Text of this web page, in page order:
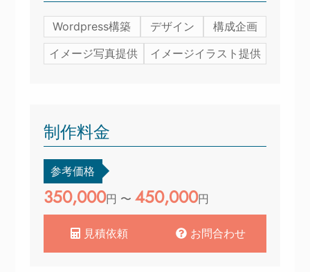
Wordpress構築 デザイン
構成企画
イメージ写真提供
イメージイラスト提供
制作料金
参考価格
350,000円 〜 450,000円
見積依頼 お問合わせ